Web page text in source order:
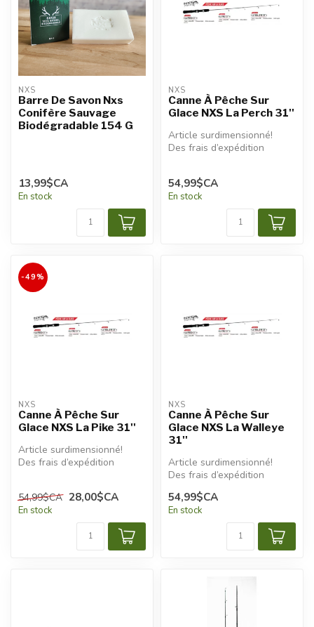
NXS
Barre De Savon Nxs
Conifère Sauvage
Biodégradable 154 G
13,99$CA
En stock
NXS
Canne À Pêche Sur
Glace NXS La Perch 31''
Article surdimensionné!
Des frais d’expédition
54,99$CA
En stock
-49%
NXS
Canne À Pêche Sur
Glace NXS La Pike 31''
Article surdimensionné!
Des frais d’expédition
54,99$CA 28,00$CA
En stock
NXS
Canne À Pêche Sur
Glace NXS La Walleye
31''
Article surdimensionné!
Des frais d’expédition
appliqués.
54,99$CA
En stock